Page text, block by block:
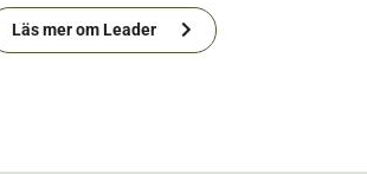
Läs mer om Leader